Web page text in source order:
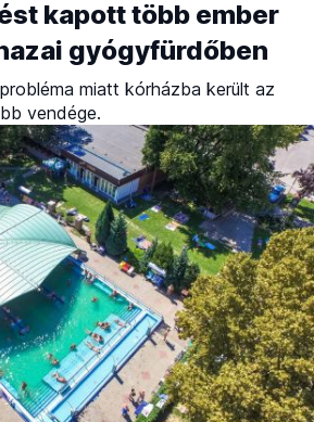
kapott több ember
gyógyfürdőben
miatt kórházba került az
vendége.